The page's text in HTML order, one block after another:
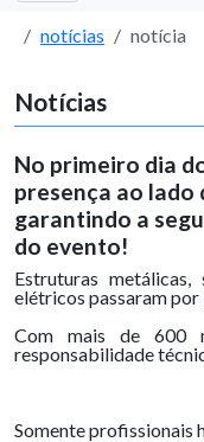
notícias notícia
Notícias
No primeiro dia
presença ao lado
garantindo a
do evento!
Estruturas
elétricos passaram
Com mais de 600
responsabilidade
Somente profissionais